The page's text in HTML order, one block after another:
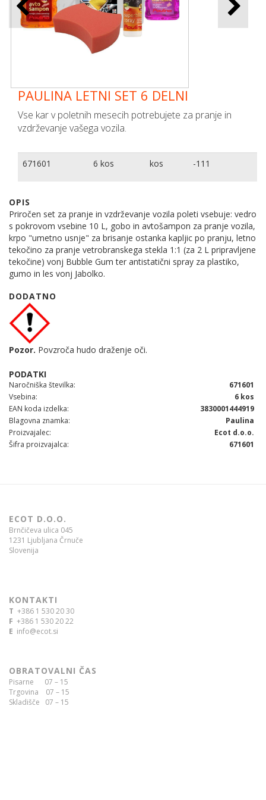
PAULINA LETNI SET 6 DELNI
Vse kar v poletnih mesecih potrebujete za pranje in
vzdrževanje vašega vozila.
671601 6 kos kos -111
OPIS
Priročen set za pranje in vzdrževanje vozila poleti vsebuje: vedro
s pokrovom vsebine 10 L, gobo in avtošampon za pranje vozila,
krpo "umetno usnje" za brisanje ostanka kapljic po pranju, letno
tekočino za pranje vetrobranskega stekla 1:1 (za 2 L pripravljene
tekočine) vonj Bubble Gum ter antistatični spray za plastiko,
gumo in les vonj Jabolko.
DODATNO
Pozor. Povzroča hudo draženje oči.
Naročniška številka
671601
Vsebina
6 kos
EAN koda izdelka
3830001444919
Blagovna znamka
Paulina
Proizvajalec
Ecot d.o.o.
Šifra proizvajalca
671601
ECOT D.O.O.
Brnčičeva ulica 045
1231 Ljubljana Črnuče
Slovenija
KONTAKTI
T +386 1 530 20 30
F +386 1 530 20 22
E info@ecot.si
OBRATOVALNI ČAS
Pisarne 07 – 15
Trgovina 07 – 15
Skladišče 07 – 15